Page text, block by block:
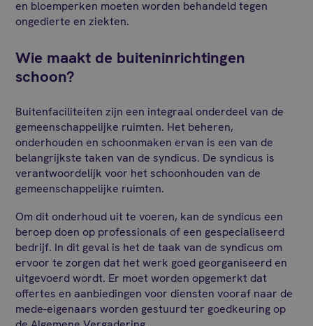
en bloemperken moeten worden behandeld tegen
ongedierte en ziekten.
Wie maakt de buiteninrichtingen
schoon?
Buitenfaciliteiten zijn een integraal onderdeel van de
gemeenschappelijke ruimten. Het beheren,
onderhouden en schoonmaken ervan is een van de
belangrijkste taken van de syndicus. De syndicus is
verantwoordelijk voor het schoonhouden van de
gemeenschappelijke ruimten.
Om dit onderhoud uit te voeren, kan de syndicus een
beroep doen op professionals of een gespecialiseerd
bedrijf. In dit geval is het de taak van de syndicus om
ervoor te zorgen dat het werk goed georganiseerd en
uitgevoerd wordt. Er moet worden opgemerkt dat
offertes en aanbiedingen voor diensten vooraf naar de
mede-eigenaars worden gestuurd ter goedkeuring op